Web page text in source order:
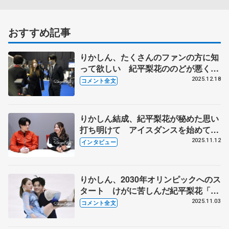
おすすめ記事
りかしん、たくさんのファンの方に知
って欲しい 紀平梨花ののどが悪く、
西山真瑚「代弁します」【全日本フィ
コメント全文 2025.12.18
りかしん結成、紀平梨花が秘めた思い
打ち明けて アイスダンスを始めて靱
帯損傷に軽度の肋骨骨折 2030年オリ
インタビュー 2025.11.12
りかしん、2030年オリンピックへのス
タート けがに苦しんだ紀平梨花「頑
張れることが今は幸せ」 西山真瑚、
コメント全文 2025.11.03